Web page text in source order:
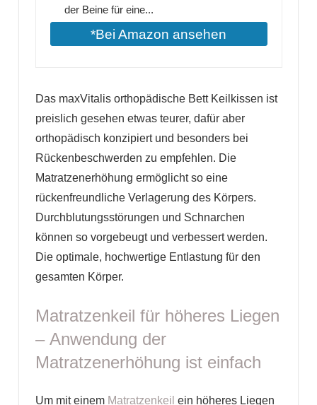
der Beine für eine...
*Bei Amazon ansehen
Das maxVitalis orthopädische Bett Keilkissen ist
preislich gesehen etwas teurer, dafür aber
orthopädisch konzipiert und besonders bei
Rückenbeschwerden zu empfehlen. Die
Matratzenerhöhung ermöglicht so eine
rückenfreundliche Verlagerung des Körpers.
Durchblutungsstörungen und Schnarchen
können so vorgebeugt und verbessert werden.
Die optimale, hochwertige Entlastung für den
gesamten Körper.
Matratzenkeil für höheres Liegen
– Anwendung der
Matratzenerhöhung ist einfach
Um mit einem Matratzenkeil ein höheres Liegen